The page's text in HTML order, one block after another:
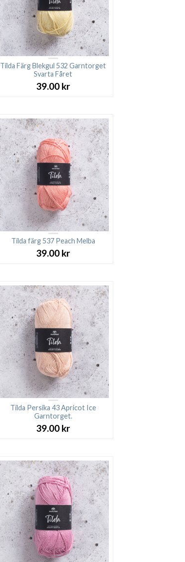
Tilda Färg Blekgul 532 Garntorget
Svarta Fåret
39.00 kr
Tilda färg 537 Peach Melba
39.00 kr
Tilda Persika 43 Apricot Ice
Garntorget.
39.00 kr